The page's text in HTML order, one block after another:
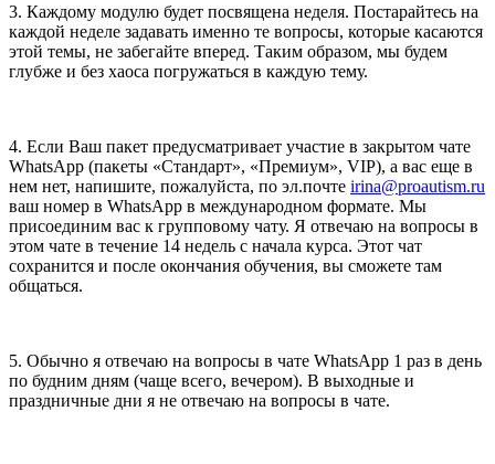
3. Каждому модулю будет посвящена неделя. Постарайтесь на
каждой неделе задавать именно те вопросы, которые касаются
этой темы, не забегайте вперед. Таким образом, мы будем
глубже и без хаоса погружаться в каждую тему.
4. Если Ваш пакет предусматривает участие в закрытом чате
WhatsApp (пакеты «Стандарт», «Премиум», VIP), а вас еще в
нем нет, напишите, пожалуйста, по эл.почте irina@proautism.ru
ваш номер в WhatsApp в международном формате. Мы
присоединим вас к групповому чату. Я отвечаю на вопросы в
этом чате в течение 14 недель с начала курса. Этот чат
сохранится и после окончания обучения, вы сможете там
общаться.
5. Обычно я отвечаю на вопросы в чате WhatsApp 1 раз в день
по будним дням (чаще всего, вечером). В выходные и
праздничные дни я не отвечаю на вопросы в чате.